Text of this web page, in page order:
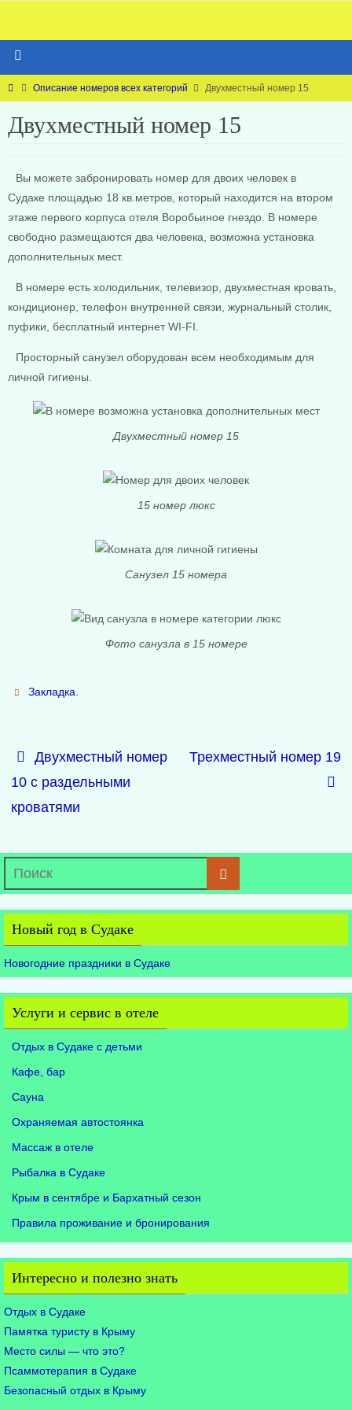
Описание номеров всех категорий Двухместный номер 15
Двухместный номер 15
Вы можете забронировать номер для двоих человек в
Судаке площадью 18 кв.метров, который находится на втором
этаже первого корпуса отеля Воробьиное гнездо. В номере
свободно размещаются два человека, возможна установка
дополнительных мест.
В номере есть холодильник, телевизор, двухместная кровать,
кондиционер, телефон внутренней связи, журнальный столик,
пуфики, бесплатный интернет WI-FI.
Просторный санузел оборудован всем необходимым для
личной гигиены.
Двухместный номер 15
15 номер люкс
Санузел 15 номера
Фото санузла в 15 номере
Закладка.
Двухместный номер
10 с раздельными
кроватями
Трехместный номер 19
Новый год в Судаке
Новогодние праздники в Судаке
Услуги и сервис в отеле
Отдых в Судаке с детьми
Кафе, бар
Сауна
Охраняемая автостоянка
Массаж в отеле
Рыбалка в Судаке
Крым в сентябре и Бархатный сезон
Правила проживание и бронирования
Интересно и полезно знать
Отдых в Судаке
Памятка туристу в Крыму
Место силы — что это?
Псаммотерапия в Судаке
Безопасный отдых в Крыму